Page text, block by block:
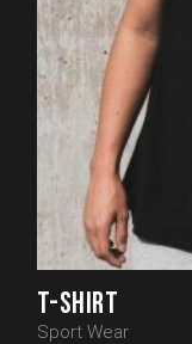
T-SHIRT
Sport Wear